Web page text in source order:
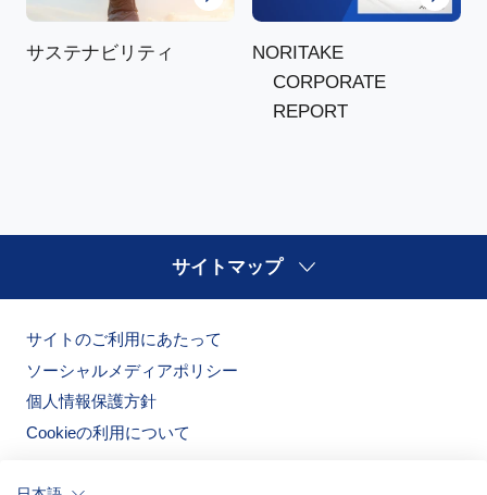
サステナビリティ
NORITAKE
CORPORATE
REPORT
サイトマップ
サイトのご利用にあたって
ソーシャルメディアポリシー
個人情報保護方針
Cookieの利用について